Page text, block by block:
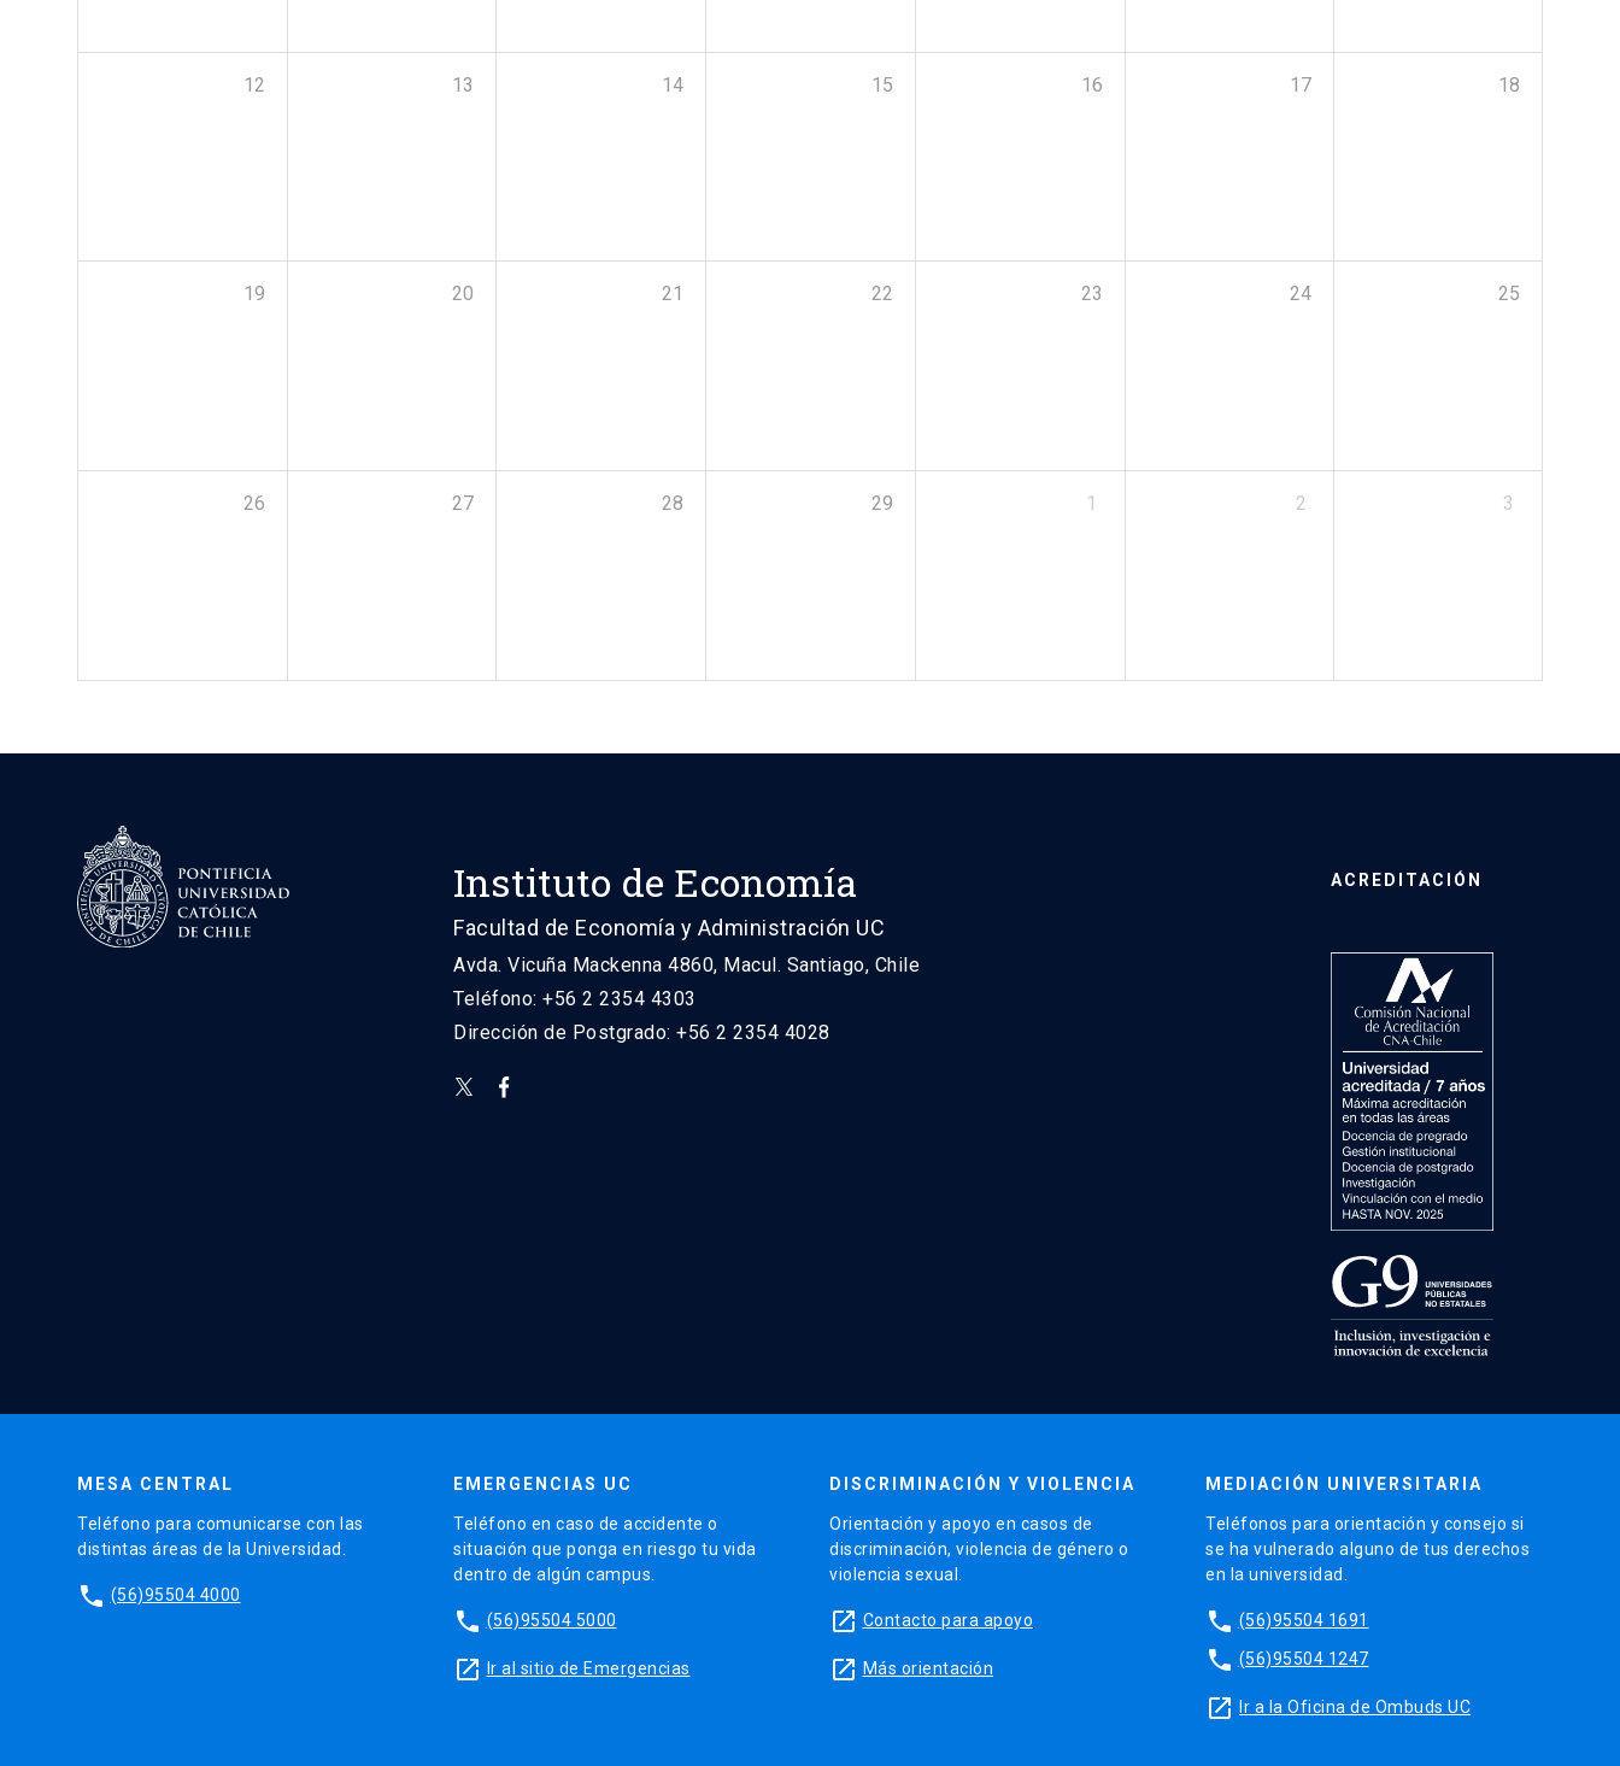
12 13 14 15 16 17 18
19 20 21 22 23 24 25
26 27 28 29 1 2 3
Instituto de Economía
Facultad de Economía y Administración UC
Avda. Vicuña Mackenna 4860, Macul. Santiago, Chile
Teléfono: +56 2 2354 4303
Dirección de Postgrado: +56 2 2354 4028
ACREDITACIÓN
MESA CENTRAL
Teléfono para comunicarse con las
distintas áreas de la Universidad.
phone (56)95504 4000
EMERGENCIAS UC
Teléfono en caso de accidente o
situación que ponga en riesgo tu vida
dentro de algún campus.
phone (56)95504 5000
launch Ir al sitio de Emergencias
DISCRIMINACIÓN Y VIOLENCIA
Orientación y apoyo en casos de
discriminación, violencia de género o
violencia sexual.
launch Contacto para apoyo
launch Más orientación
MEDIACIÓN UNIVERSITARIA
Teléfonos para orientación y consejo si
se ha vulnerado alguno de tus derechos
en la universidad.
phone (56)95504 1691
phone (56)95504 1247
launch Ir a la Oficina de Ombuds UC